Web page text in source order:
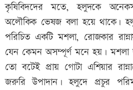
কৃষিবিদদের মতে, হলুদকে
অলৌকিক ভেষজ বলা হয়ে থাকে।
পরিচিত একটি মশলা, রোজকার
যেন কেমন অসম্পূর্ণ মনে হয়। মশলা
তো বটেই প্রায় গোটা এশিয়ার
জরুরি উপাদান। হলুদে প্রচুর